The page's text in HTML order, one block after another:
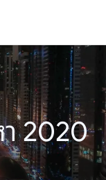
2020